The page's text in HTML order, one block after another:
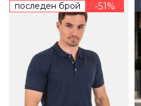
последен брой -51%